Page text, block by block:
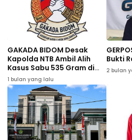
GAKADA BIDOM Desak
Kapolda NTB Ambil Alih
Kasus Sabu 535 Gram di
Bima
1 bulan yang lalu
Bukti
2 bulan